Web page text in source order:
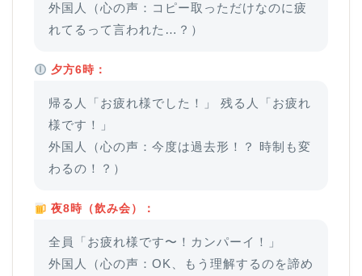
外国人（心の声：コピー取っただけなのに疲
れてるって言われた…？）
夕方6時：
帰る人「お疲れ様でした！」 残る人「お疲れ
様です！」
外国人（心の声：今度は過去形！？ 時制も変
わるの！？）
夜8時（飲み会）：
全員「お疲れ様です〜！カンパーイ！」
外国人（心の声：OK、もう理解するのを諦め